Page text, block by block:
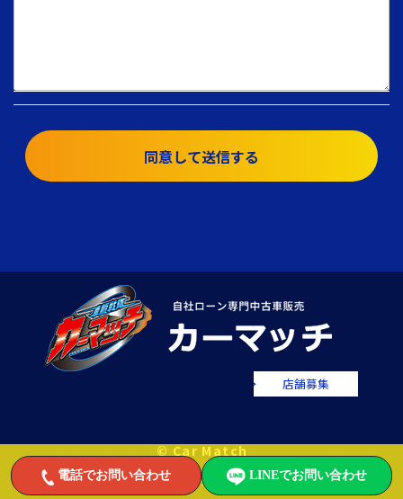
同意して送信する
電話でお問い合わせ LINEでお問い合わせ
店舗募集
© Car Match
自社ローンで中古車をお値打ちに販売するカーマッチ